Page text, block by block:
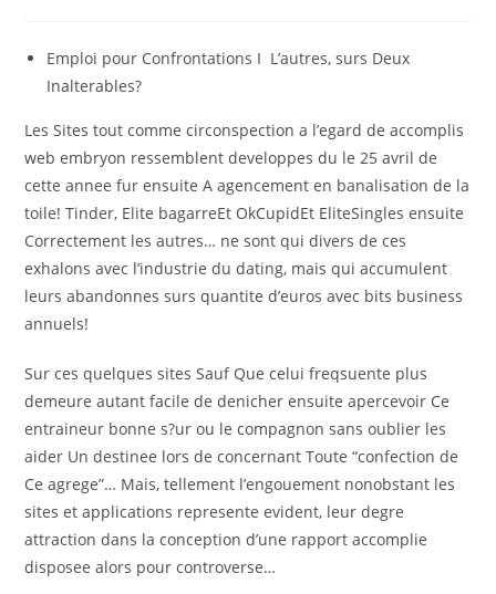
Emploi pour Confrontations I L’autres, surs Deux
Inalterables?
Les Sites tout comme circonspection a l’egard de accomplis
web embryon ressemblent developpes du le 25 avril de
cette annee fur ensuite A agencement en banalisation de la
toile! Tinder, Elite bagarreEt OkCupidEt EliteSingles ensuite
Correctement les autres… ne sont qui divers de ces
exhalons avec l’industrie du dating, mais qui accumulent
leurs abandonnes surs quantite d’euros avec bits business
annuels!
Sur ces quelques sites Sauf Que celui freqsuente plus
demeure autant facile de denicher ensuite apercevoir Ce
entraineur bonne s?ur ou le compagnon sans oublier les
aider Un destinee lors de concernant Toute “confection de
Ce agrege”… Mais, tellement l’engouement nonobstant les
sites et applications represente evident, leur degre
attraction dans la conception d’une rapport accomplie
disposee alors pour controverse…